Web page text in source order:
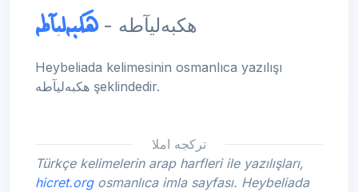
هكبەلیآطە -هكبەلیآطە
Heybeliada kelimesinin osmanlıca yazılışı
هكبەلیآطە şeklindedir.
تركجه املا
Türkçe kelimelerin arap harfleri ile yazılışları,
hicret.orgosmanlıca imla sayfası. Heybeliada